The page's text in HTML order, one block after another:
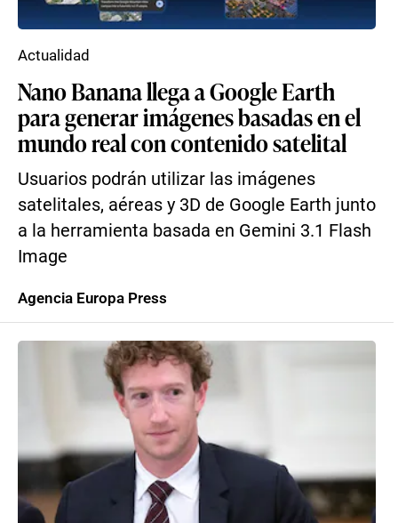
Nano Banana llega a Google Earth
para generar imágenes basadas en el
mundo real con contenido satelital
Usuarios podrán utilizar las imágenes
satelitales, aéreas y 3D de Google Earth junto
a la herramienta basada en Gemini 3.1 Flash
Image
Actualidad
Agencia Europa Press